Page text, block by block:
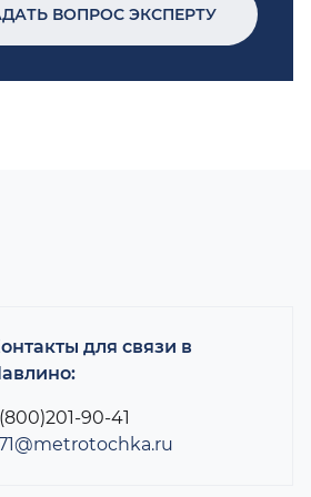
ВОПРОС ЭКСПЕРТУ
для связи в
90-41